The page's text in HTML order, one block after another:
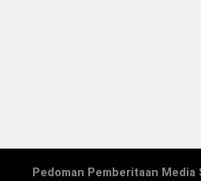
Pedoman Pemberitaan Media